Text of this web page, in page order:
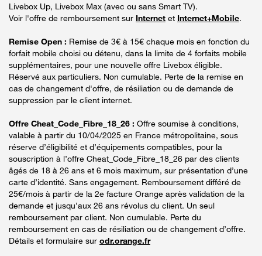
Livebox Up, Livebox Max (avec ou sans Smart TV).
Voir l'offre de remboursement sur Internet et Internet+Mobile.
Remise Open : Remise de 3€ à 15€ chaque mois en fonction du
forfait mobile choisi ou détenu, dans la limite de 4 forfaits mobile
supplémentaires, pour une nouvelle offre Livebox éligible.
Réservé aux particuliers. Non cumulable. Perte de la remise en
cas de changement d'offre, de résiliation ou de demande de
suppression par le client internet.
Offre Cheat_Code_Fibre_18_26 : Offre soumise à conditions,
valable à partir du 10/04/2025 en France métropolitaine, sous
réserve d’éligibilité et d’équipements compatibles, pour la
souscription à l’offre Cheat_Code_Fibre_18_26 par des clients
âgés de 18 à 26 ans et 6 mois maximum, sur présentation d’une
carte d’identité. Sans engagement. Remboursement différé de
25€/mois à partir de la 2e facture Orange après validation de la
demande et jusqu’aux 26 ans révolus du client. Un seul
remboursement par client. Non cumulable. Perte du
remboursement en cas de résiliation ou de changement d’offre.
Détails et formulaire sur odr.orange.fr